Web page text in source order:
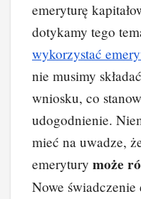
emeryturę
dotykamy tego
wykorzystać
nie musimy
wniosku, co
udogodnienie.
mieć na uwadze,
emerytury może
Nowe